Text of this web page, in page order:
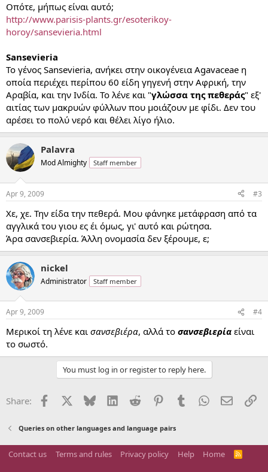
Οπότε, μήπως είναι αυτό;
http://www.parisis-plants.gr/esoterikoy-
horoy/sansevieria.html
Sansevieria
Το γένος Sansevieria, ανήκει στην οικογένεια Agavaceae η
οποία περιέχει περίπου 60 είδη γηγενή στην Αφρική, την
Αραβία, και την Ινδία. Το λένε και "γλώσσα της πεθεράς" εξ'
αιτίας των μακρυών φύλλων που μοιάζουν με φίδι. Δεν του
αρέσει το πολύ νερό και θέλει λίγο ήλιο.
Palavra
Mod Almighty Staff member
Apr 9, 2009 #3
Χε, χε. Την είδα την πεθερά. Μου φάνηκε μετάφραση από τα
αγγλικά του γιου ες έι όμως, γι' αυτό και ρώτησα.
Άρα σανσεβιερία. Άλλη ονομασία δεν ξέρουμε, ε;
nickel
Administrator Staff member
Apr 9, 2009 #4
Μερικοί τη λένε και σανσεβιέρα, αλλά το σανσεβιερία είναι
το σωστό.
You must log in or register to reply here.
Share: Facebook Bluesky LinkedInReddit PinterestTumblrWhatsApp
Email
Queries on other languages and language pairs
Contact us Terms and rules Privacy policy Help Home
R